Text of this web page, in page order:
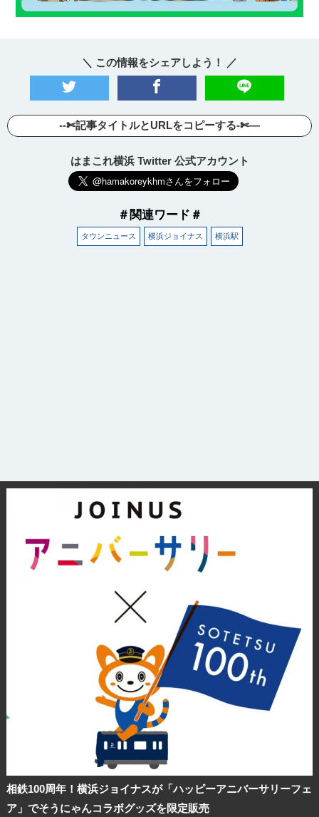
＼ この情報をシェアしよう！ ／
--✄記事タイトルとURLをコピーする-✄—
はまこれ横浜 Twitter 公式アカウント
＃関連ワード＃
タウンニュース 横浜ジョイナス 横浜駅
相鉄100周年！横浜ジョイナスが「ハッピーアニバーサリーフェ
ア」でそうにゃんコラボグッズを限定販売